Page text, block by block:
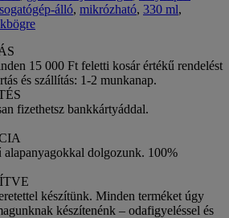
álló, mikrózható, 330 ml,
15 000 Ft feletti kosár értékű rendelést
és szállítás: 1-2 munkanap.
fizethetsz bankkártyáddal.
alapanyagokkal dolgozunk. 100%
készítünk. Minden terméket úgy
készítenénk – odafigyeléssel és